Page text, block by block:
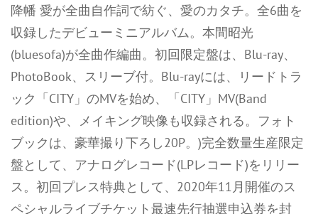
降幡 愛が全曲自作詞で紡ぐ、愛のカタチ。全6曲を
収録したデビューミニアルバム。本間昭光
(bluesofa)が全曲作編曲。初回限定盤は、Blu-ray、
PhotoBook、スリーブ付。Blu-rayには、リードトラ
ック「CITY」のMVを始め、「CITY」MV(Band
edition)や、メイキング映像も収録される。フォト
ブックは、豪華撮り下ろし20P。)完全数量生産限定
盤として、アナログレコード(LPレコード)をリリー
ス。初回プレス特典として、2020年11月開催のス
ペシャルライブチケット最速先行抽選申込券を封